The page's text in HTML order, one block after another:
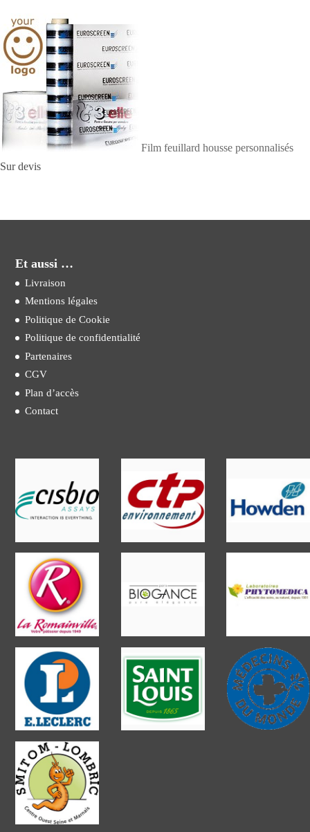
Film feuillard housse personnalisés
Sur devis
Et aussi …
Livraison
Mentions légales
Politique de Cookie
Politique de confidentialité
Partenaires
CGV
Plan d’accès
Contact